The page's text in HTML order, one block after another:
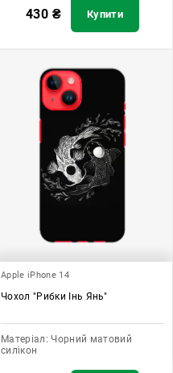
430 ₴ Купити
Apple iPhone 14
Чохол "Рибки Інь Янь"
Матеріал: Чорний матовий
силікон